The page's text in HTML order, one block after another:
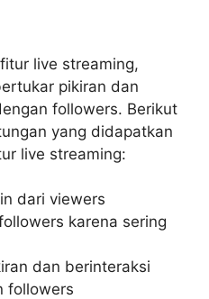
live streaming,
pikiran dan
followers. Berikut
yang didapatkan
live streaming:
dari viewers
karena sering
dan berinteraksi
followers